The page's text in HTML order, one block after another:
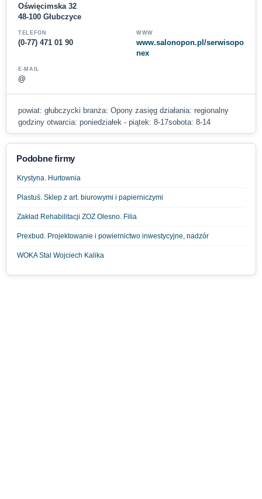
Oświęcimska 32
48-100 Głubczyce
TELEFON
(0-77) 471 01 90
WWW
www.salonopon.pl/serwisopo
nex
E-MAIL
@
powiat: głubczycki branża: Opony zasięg działania: regionalny
godziny otwarcia: poniedziałek - piątek: 8-17sobota: 8-14
Podobne firmy
Krystyna. Hurtownia
Plastuś. Sklep z art. biurowymi i papierniczymi
Zakład Rehabilitacji ZOZ Olesno. Filia
Prexbud. Projektowanie i powiernictwo inwestycyjne, nadzór
WOKA Stal Wojciech Kalika